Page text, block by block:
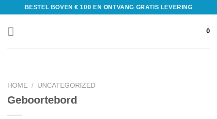
BESTEL BOVEN € 100 EN ONTVANG GRATIS LEVERING
0
HOME / UNCATEGORIZED
Geboortebord